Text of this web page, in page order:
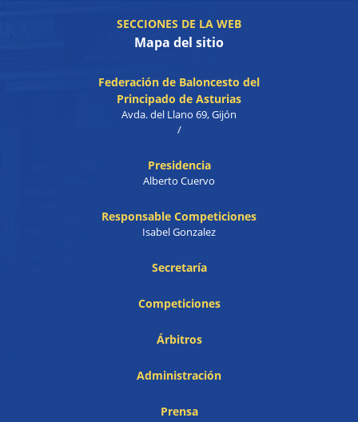
SECCIONES DE LA WEB
Mapa del sitio
Federación de Baloncesto del
Principado de Asturias
Avda. del Llano 69, Gijón
/
Presidencia
Alberto Cuervo
Responsable Competiciones
Isabel Gonzalez
Secretaría
Competiciones
Árbitros
Administración
Prensa